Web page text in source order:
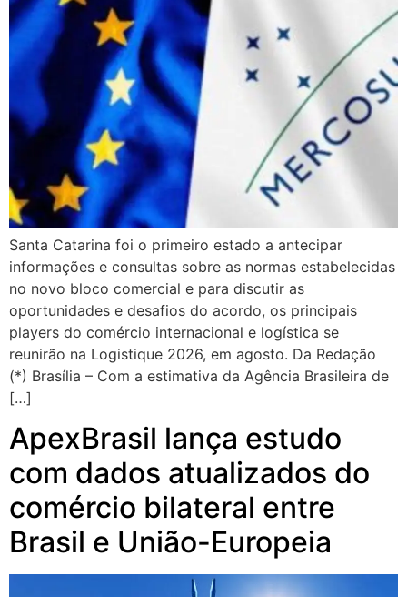
Santa Catarina foi o primeiro estado a antecipar
informações e consultas sobre as normas estabelecidas
no novo bloco comercial e para discutir as
oportunidades e desafios do acordo, os principais
players do comércio internacional e logística se
reunirão na Logistique 2026, em agosto. Da Redação
(*) Brasília – Com a estimativa da Agência Brasileira de
[…]
ApexBrasil lança estudo
com dados atualizados do
comércio bilateral entre
Brasil e União-Europeia